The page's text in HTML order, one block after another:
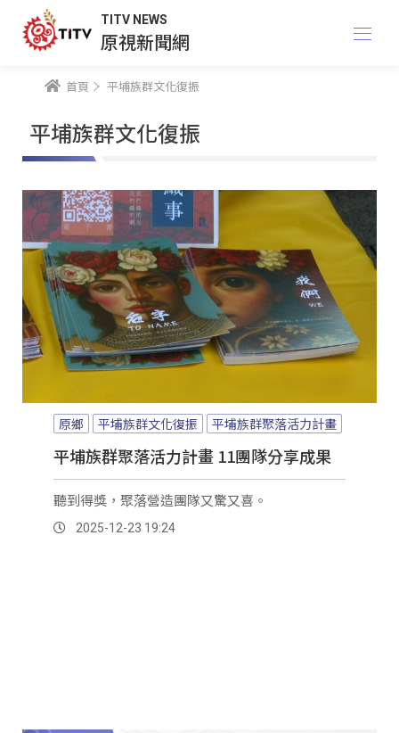
TITV NEWS
原視新聞網
首頁 平埔族群文化復振
平埔族群文化復振
原鄉 平埔族群文化復振 平埔族群聚落活力計畫
平埔族群聚落活力計畫 11團隊分享成果
聽到得獎，聚落營造團隊又驚又喜。
2025-12-23 19:24